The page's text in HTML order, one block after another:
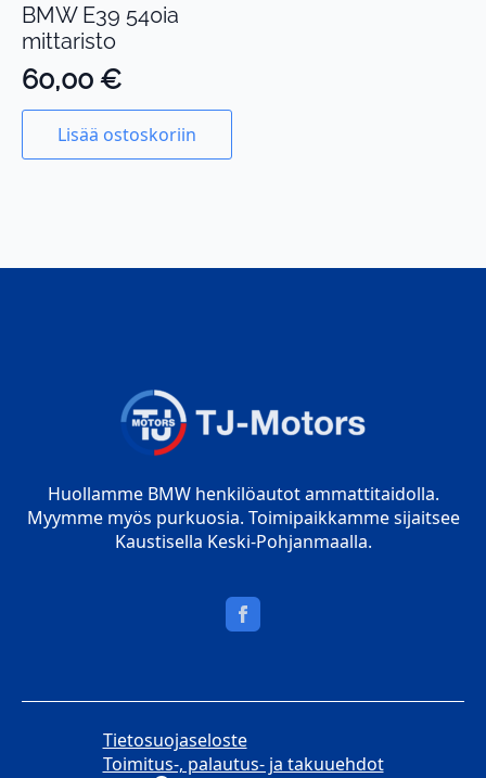
BMW E39 540ia
mittaristo
60,00 €
Lisää ostoskoriin
Huollamme BMW henkilöautot ammattitaidolla.
Myymme myös purkuosia. Toimipaikkamme sijaitsee
Kaustisella Keski-Pohjanmaalla.
Tietosuojaseloste
Toimitus-, palautus- ja takuuehdot